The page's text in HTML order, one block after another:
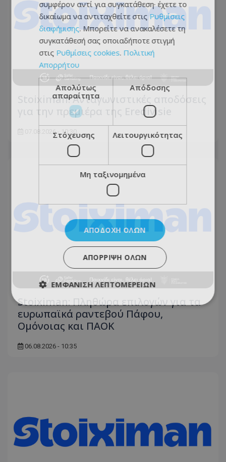
Stoiximan: Ανταγωνιστικές αποδόσεις
για την πρεμιέρα της Eredivisie
07.08.2026 - 10:30
Stoiximan: Πληθώρα επιλογών για τα
ευρωπαϊκά ραντεβού Πάφου,
Ομόνοιας και ΠΑΟΚ
06.08.2026 - 10:35
συμφέρον αντί για συγκατάθεση· έχετε το
δικαίωμα να αντιταχθείτε στιςΡυθμίσεις
διαφήμισης. Μπορείτε να ανακαλέσετε τη
συγκατάθεσή σας οποιαδήποτε στιγμή
στις Ρυθμίσεις cookies. Πολιτική
Απορρήτου
Απολύτως
απαραίτητα
Απόδοσης
Στόχευσης Λειτουργικότητας
Μη ταξινομημένα
ΑΠΟΔΟΧΉ ΌΛΩΝ
ΑΠΌΡΡΙΨΗ ΌΛΩΝ
ΕΜΦΆΝΙΣΗ ΛΕΠΤΟΜΕΡΕΙΏΝ